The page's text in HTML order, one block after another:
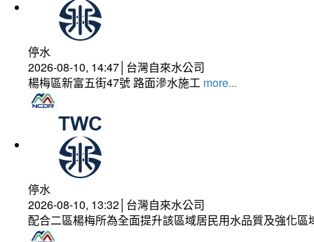
停水
2026-08-10, 14:47│台灣自來水公司
楊梅區新富五街47號 路面滲水施工 more...
停水
2026-08-10, 13:32│台灣自來水公司
配合二區楊梅所為全面提升該區域居民用水品質及強化